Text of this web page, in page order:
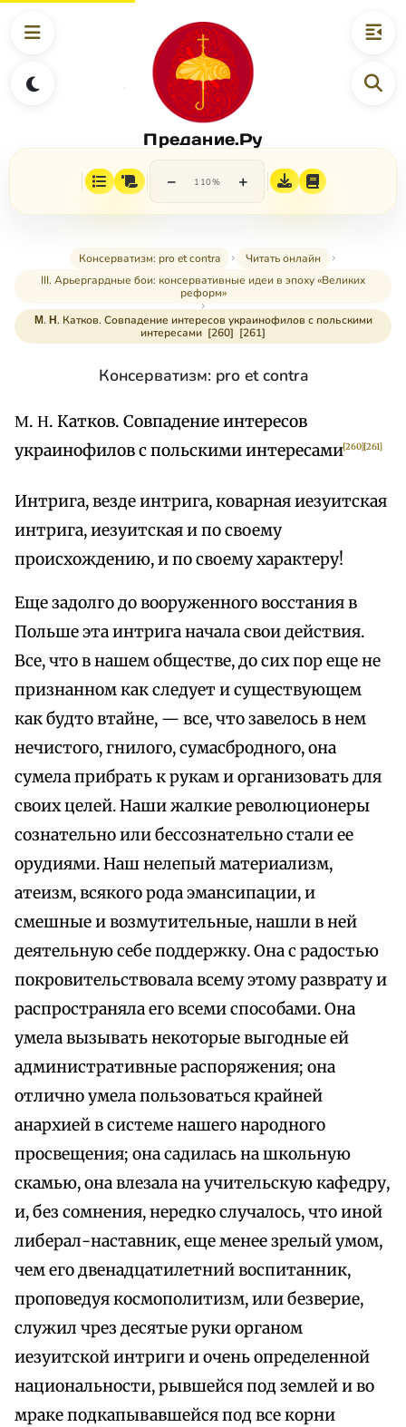
Предание.Ру
− 110% +
Консерватизм: pro et contra
Читать онлайн
III. Арьергардные бои: консервативные идеи в эпоху «Великих
реформ»
Μ. Η. Катков. Совпадение интересов украинофилов с польскими
интересами [260] [261]
Консерватизм: pro et contra
Μ. Η. Катков. Совпадение интересов
украинофилов с польскими интересами[260][261]
Интрига, везде интрига, коварная иезуитская
интрига, иезуитская и по своему
происхождению, и по своему характеру!
Еще задолго до вооруженного восстания в
Польше эта интрига начала свои действия.
Все, что в нашем обществе, до сих пор еще не
признанном как следует и существующем
как будто втайне, — все, что завелось в нем
нечистого, гнилого, сумасбродного, она
сумела прибрать к рукам и организовать для
своих целей. Наши жалкие революционеры
сознательно или бессознательно стали ее
орудиями. Наш нелепый материализм,
атеизм, всякого рода эмансипации, и
смешные и возмутительные, нашли в ней
деятельную себе поддержку. Она с радостью
покровительствовала всему этому разврату и
распространяла его всеми способами. Она
умела вызывать некоторые выгодные ей
административные распоряжения; она
отлично умела пользоваться крайней
анархией в системе нашего народного
просвещения; она садилась на школьную
скамью, она влезала на учительскую кафедру,
и, без сомнения, нередко случалось, что иной
либерал-наставник, еще менее зрелый умом,
чем его двенадцатилетний воспитанник,
проповедуя космополитизм, или безверие,
служил чрез десятые руки органом
иезуитской интриги и очень определенной
национальности, рывшейся под землей и во
мраке подкапывавшейся под все корни